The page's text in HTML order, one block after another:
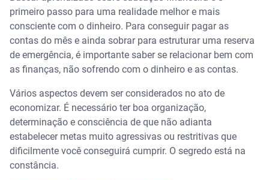
primeiro passo para uma realidade melhor e mais
consciente com o dinheiro. Para conseguir pagar as
contas do mês e ainda sobrar para estruturar uma reserva
de emergência, é importante saber se relacionar bem com
as finanças, não sofrendo com o dinheiro e as contas.
Vários aspectos devem ser considerados no ato de
economizar. É necessário ter boa organização,
determinação e consciência de que não adianta
estabelecer metas muito agressivas ou restritivas que
dificilmente você conseguirá cumprir. O segredo está na
constância.